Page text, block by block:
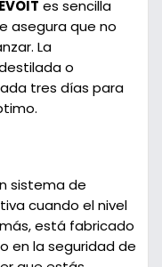
es sencilla
asegura que no
La
o
tres días para
sistema de
cuando el nivel
está fabricado
en la seguridad de